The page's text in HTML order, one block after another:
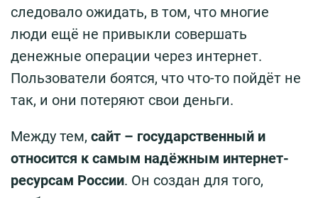
следовало ожидать, в том, что многие
люди ещё не привыкли совершать
денежные операции через интернет.
Пользователи боятся, что что-то пойдёт не
так, и они потеряют свои деньги.
Между тем, сайт – государственный и
относится к самым надёжным интернет-
ресурсам России. Он создан для того,